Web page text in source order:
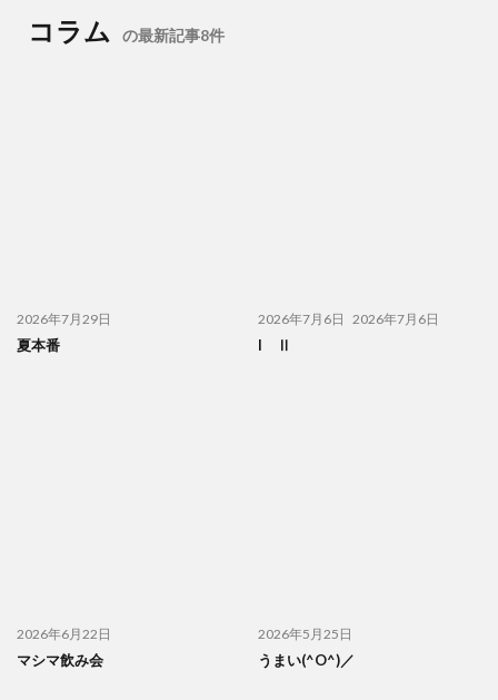
コラム の最新記事8件
2026年7月29日
夏本番
2026年7月6日 2026年7月6日
I Ⅱ
2026年6月22日
マシマ飲み会
2026年5月25日
うまい(^O^)／